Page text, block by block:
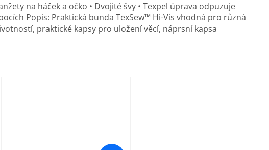
na háček a očko • Dvojité švy • Texpel úprava odpuzuje
Popis: Praktická bunda TexSew™ Hi-Vis vhodná pro různá
praktické kapsy pro uložení věcí, náprsní kapsa